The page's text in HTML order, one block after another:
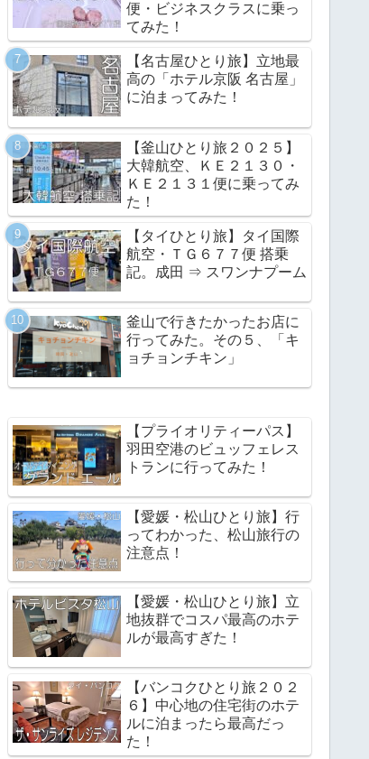
便・ビジネスクラスに乗っ
てみた！
【名古屋ひとり旅】立地最
高の「ホテル京阪 名古屋」
に泊まってみた！
【釜山ひとり旅２０２５】
大韓航空、ＫＥ２１３０・
ＫＥ２１３１便に乗ってみ
た！
【タイひとり旅】タイ国際
航空・ＴＧ６７７便 搭乗
記。成田 ⇒ スワンナプーム
釜山で行きたかったお店に
行ってみた。その５、「キ
ョチョンチキン」
【プライオリティーパス】
羽田空港のビュッフェレス
トランに行ってみた！
【愛媛・松山ひとり旅】行
ってわかった、松山旅行の
注意点！
【愛媛・松山ひとり旅】立
地抜群でコスパ最高のホテ
ルが最高すぎた！
【バンコクひとり旅２０２
６】中心地の住宅街のホテ
ルに泊まったら最高だっ
た！